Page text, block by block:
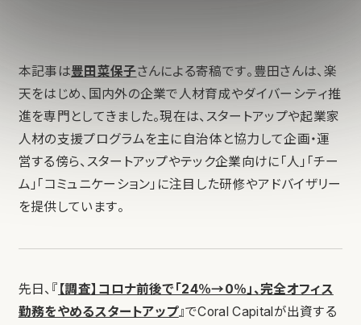
本記事は豊田菜保子さんによる寄稿です。豊田さんは、楽
天をはじめ、国内外の企業で人材育成やダイバーシティ推
進を専門としてきました。現在は、スタートアップや起業家
人材の支援プログラムを主に自治体と協力して企画・運
営する傍ら、スタートアップやテック企業向けに「人」「チー
ム」「コミュニケーション」に注目した研修やアドバイザリー
を提供しています。
先日、『 【調査】コロナ前後で「24％→0％」、完全オフィス
勤務をやめるスタートアップ』でCoral Capitalが出資する